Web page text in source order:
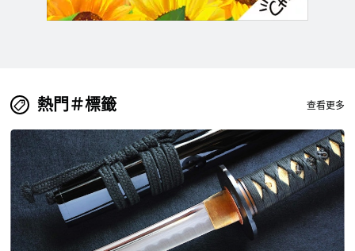
熱門＃標籤 查看更多